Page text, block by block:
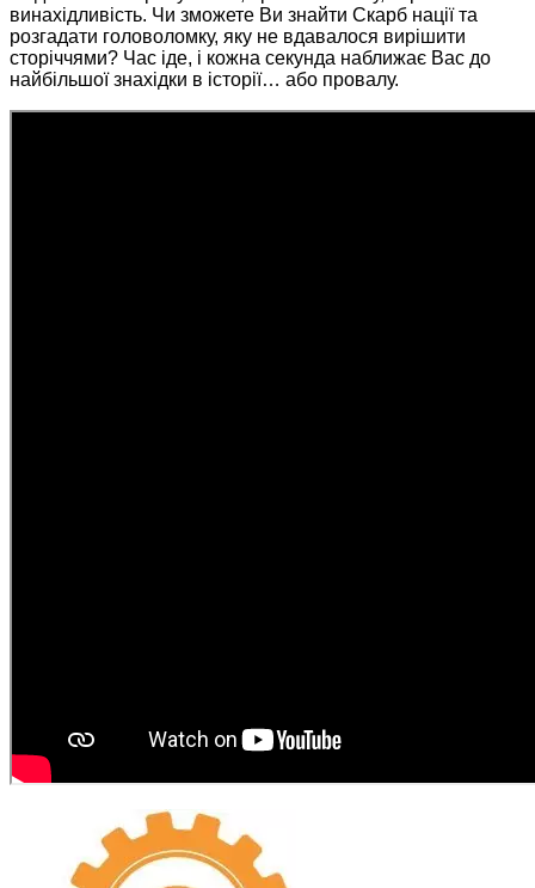
винахідливість. Чи зможете Ви знайти Скарб нації та
розгадати головоломку, яку не вдавалося вирішити
сторіччями? Час іде, і кожна секунда наближає Вас до
найбільшої знахідки в історії… або провалу.